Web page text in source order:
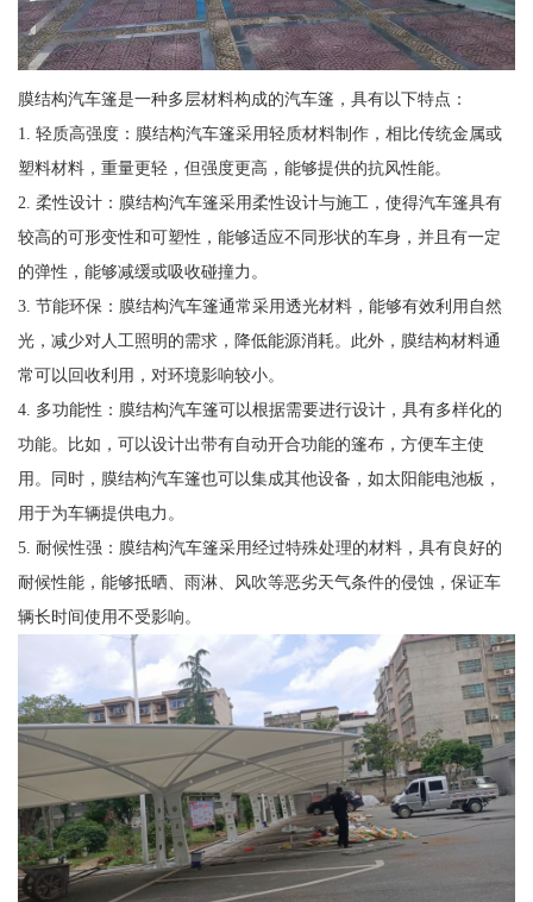
膜结构汽车篷是一种多层材料构成的汽车篷，具有以下特点：
1. 轻质高强度：膜结构汽车篷采用轻质材料制作，相比传统金属或
塑料材料，重量更轻，但强度更高，能够提供的抗风性能。
2. 柔性设计：膜结构汽车篷采用柔性设计与施工，使得汽车篷具有
较高的可形变性和可塑性，能够适应不同形状的车身，并且有一定
的弹性，能够减缓或吸收碰撞力。
3. 节能环保：膜结构汽车篷通常采用透光材料，能够有效利用自然
光，减少对人工照明的需求，降低能源消耗。此外，膜结构材料通
常可以回收利用，对环境影响较小。
4. 多功能性：膜结构汽车篷可以根据需要进行设计，具有多样化的
功能。比如，可以设计出带有自动开合功能的篷布，方便车主使
用。同时，膜结构汽车篷也可以集成其他设备，如太阳能电池板，
用于为车辆提供电力。
5. 耐候性强：膜结构汽车篷采用经过特殊处理的材料，具有良好的
耐候性能，能够抵晒、雨淋、风吹等恶劣天气条件的侵蚀，保证车
辆长时间使用不受影响。